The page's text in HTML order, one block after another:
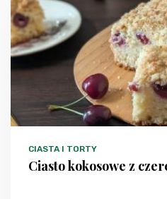
CIASTA I TORTY
Ciasto kokosowe z